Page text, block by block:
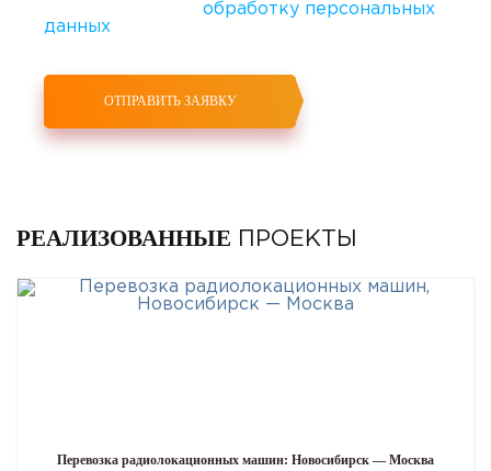
обработку персональных
данных
РЕАЛИЗОВАННЫЕ ПРОЕКТЫ
Перевозка радиолокационных машин: Новосибирск — Москва